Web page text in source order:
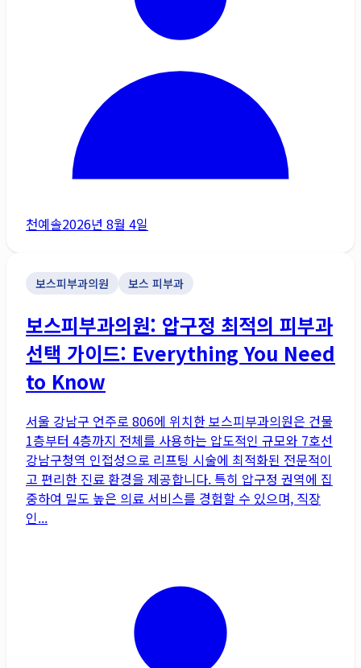
천예솔2026년 8월 4일
보스피부과의원 보스 피부과
보스피부과의원: 압구정 최적의 피부과
선택 가이드: Everything You Need
to Know
서울 강남구 언주로 806에 위치한 보스피부과의원은 건물
1층부터 4층까지 전체를 사용하는 압도적인 규모와 7호선
강남구청역 인접성으로 리프팅 시술에 최적화된 전문적이
고 편리한 진료 환경을 제공합니다. 특히 압구정 권역에 집
중하여 밀도 높은 의료 서비스를 경험할 수 있으며, 직장
인...